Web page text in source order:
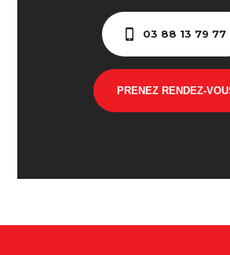
03 88 13 79 77
PRENEZ RENDEZ-